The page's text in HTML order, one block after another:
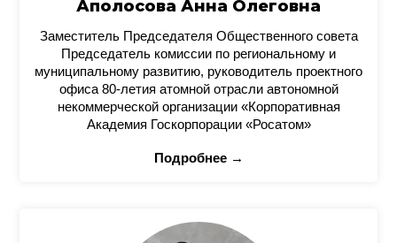
Аполосова Анна Олеговна
Заместитель Председателя Общественного совета
Председатель комиссии по региональному и
муниципальному развитию, руководитель проектного
офиса 80-летия атомной отрасли автономной
некоммерческой организации «Корпоративная
Академия Госкорпорации «Росатом»
Подробнее →